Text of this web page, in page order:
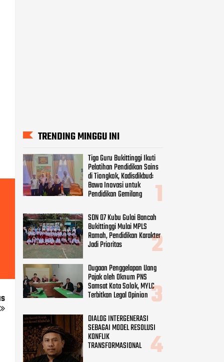
TRENDING MINGGU INI
Tiga Guru Bukittinggi Ikuti
Pelatihan Pendidikan Sains
di Tiongkok, Kadisdikbud:
Bawa Inovasi untuk
Pendidikan Gemilang
SDN 07 Kubu Gulai Bancah
Bukittinggi Mulai MPLS
Ramah, Pendidikan Karakter
Jadi Prioritas
Dugaan Penggelapan Uang
Pajak oleh Oknum PNS
Samsat Kota Solok, MYLC
Terbitkan Legal Opinion
DIALOG INTERGENERASI
SEBAGAI MODEL RESOLUSI
KONFLIK
TRANSFORMASIONAL